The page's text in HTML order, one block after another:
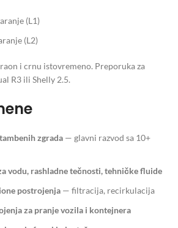
(L1)
(L2)
i crnu istovremeno. Preporuka za
R3 ili Shelly 2.5.
zgrada — glavni razvod sa 10+
vodu, rashladne tečnosti, tehničke fluide
postrojenja — filtracija, recirkulacija
za pranje vozila i kontejnera